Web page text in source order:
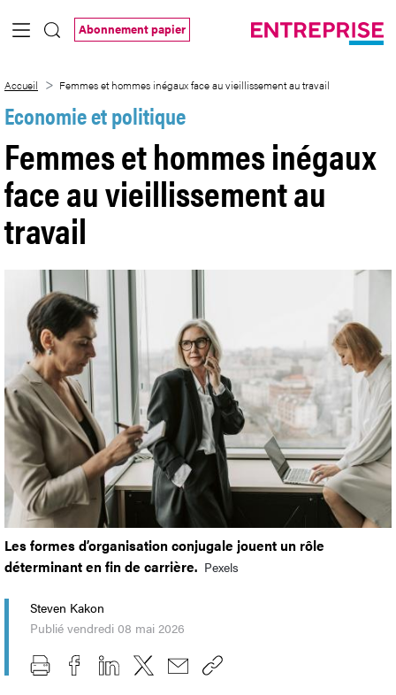
Saut au contenu principal
Abonnement papier
Accueil Femmes et hommes inégaux face au vieillissement au travail
Economie et politique
Femmes et hommes inégaux
face au vieillissement au
travail
Les formes d’organisation conjugale jouent un rôle
déterminant en fin de carrière. Pexels
Steven Kakon
Publié vendredi 08 mai 2026